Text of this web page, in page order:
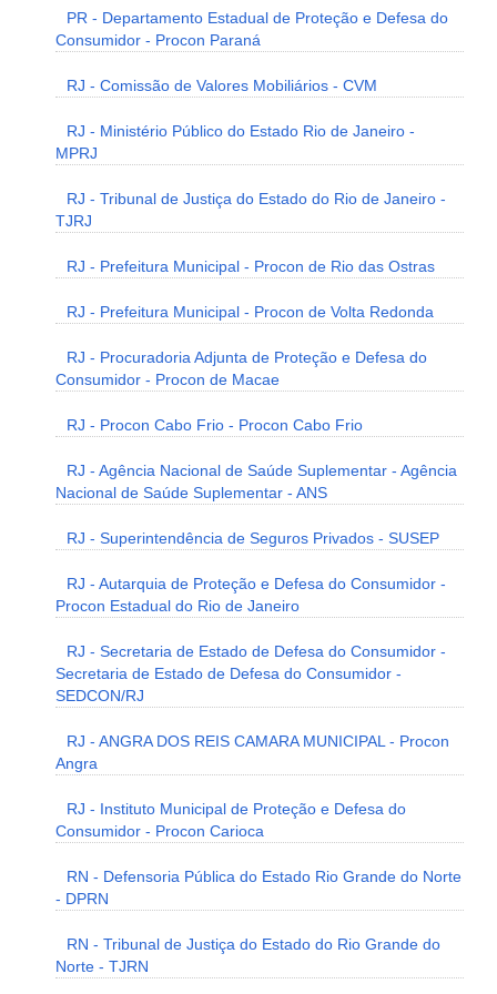
PR - Departamento Estadual de Proteção e Defesa do
Consumidor - Procon Paraná
RJ - Comissão de Valores Mobiliários - CVM
RJ - Ministério Público do Estado Rio de Janeiro -
MPRJ
RJ - Tribunal de Justiça do Estado do Rio de Janeiro -
TJRJ
RJ - Prefeitura Municipal - Procon de Rio das Ostras
RJ - Prefeitura Municipal - Procon de Volta Redonda
RJ - Procuradoria Adjunta de Proteção e Defesa do
Consumidor - Procon de Macae
RJ - Procon Cabo Frio - Procon Cabo Frio
RJ - Agência Nacional de Saúde Suplementar - Agência
Nacional de Saúde Suplementar - ANS
RJ - Superintendência de Seguros Privados - SUSEP
RJ - Autarquia de Proteção e Defesa do Consumidor -
Procon Estadual do Rio de Janeiro
RJ - Secretaria de Estado de Defesa do Consumidor -
Secretaria de Estado de Defesa do Consumidor -
SEDCON/RJ
RJ - ANGRA DOS REIS CAMARA MUNICIPAL - Procon
Angra
RJ - Instituto Municipal de Proteção e Defesa do
Consumidor - Procon Carioca
RN - Defensoria Pública do Estado Rio Grande do Norte
- DPRN
RN - Tribunal de Justiça do Estado do Rio Grande do
Norte - TJRN